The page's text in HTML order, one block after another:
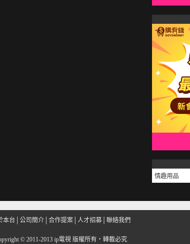
情趣用品
本台 公司簡介 合作提案 人才招募 聯絡我們
© 2011-2013 ip電視 版權所有‧轉載必究